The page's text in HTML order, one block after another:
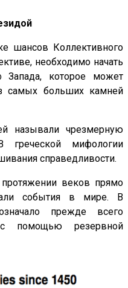
шансов Коллективного
необходимо начать
Запада, которое может
самых больших камней
называли чрезмерную
греческой мифологии
справедливости.
веков прямо
события в мире. В
прежде всего
с помощью резервной